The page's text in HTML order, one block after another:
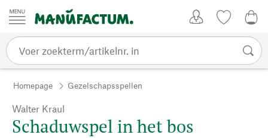
Passer au contenu
Homepage Gezelschapsspellen
Walter Kraul
Schaduwspel in het bos